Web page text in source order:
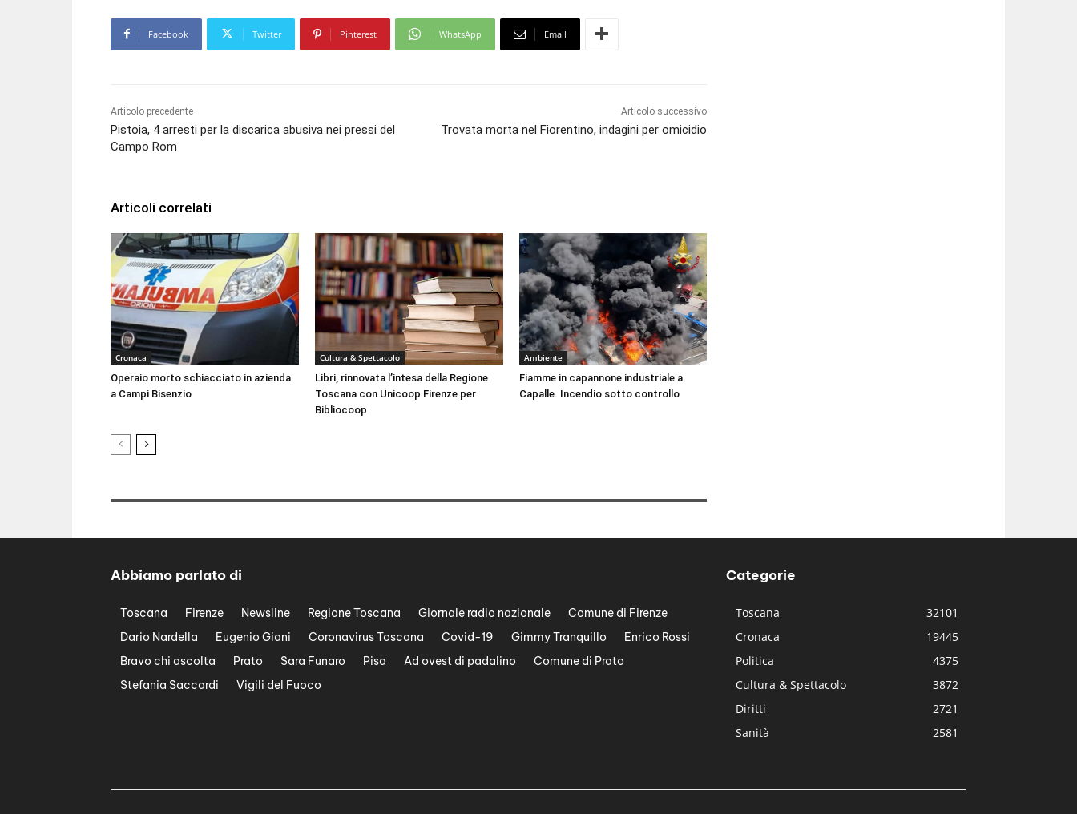
Facebook Twitter Pinterest WhatsApp Email
Articolo precedente
Pistoia, 4 arresti per la discarica abusiva nei pressi del
Campo Rom
Articolo successivo
Trovata morta nel Fiorentino, indagini per omicidio
Articoli correlati
Cronaca
Operaio morto schiacciato in azienda
a Campi Bisenzio
Cultura & Spettacolo
Libri, rinnovata l’intesa della Regione
Toscana con Unicoop Firenze per
Bibliocoop
Ambiente
Fiamme in capannone industriale a
Capalle. Incendio sotto controllo
Abbiamo parlato di
Toscana Firenze Newsline Regione Toscana Giornale radio nazionale
Comune di Firenze
Dario Nardella
Eugenio Giani Coronavirus Toscana Covid-19 Gimmy Tranquillo
Enrico Rossi
Bravo chi ascolta
Prato Sara Funaro Pisa Ad ovest di padalino
Comune di Prato
Stefania Saccardi
Vigili del Fuoco
Categorie
Toscana
32101
Cronaca
19445
Politica
4375
Cultura & Spettacolo
3872
Diritti
2721
Sanità
2581